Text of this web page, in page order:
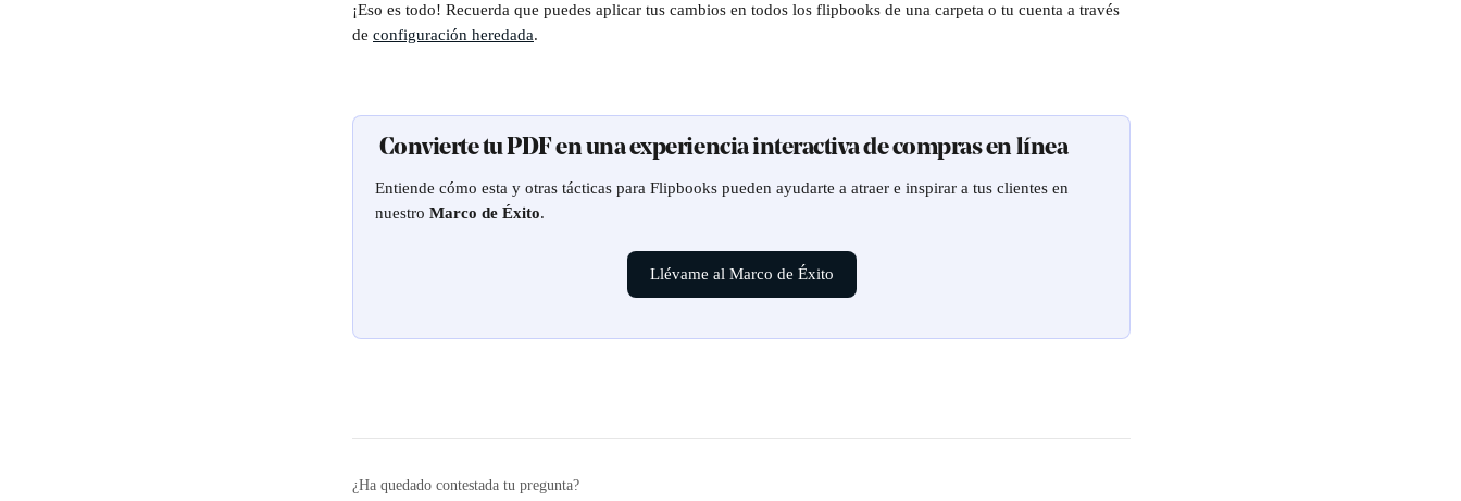
¡Eso es todo! Recuerda que puedes aplicar tus cambios en todos los flipbooks de una carpeta o tu cuenta a través
de configuración heredada.
Convierte tu PDF en una experiencia interactiva de compras en línea
Entiende cómo esta y otras tácticas para Flipbooks pueden ayudarte a atraer e inspirar a tus clientes en
nuestro Marco de Éxito.
Llévame al Marco de Éxito
¿Ha quedado contestada tu pregunta?